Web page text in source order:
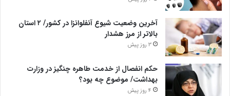
آخرین وضعیت شیوع آنفلوانزا در کشور/ ۲ استان
بالاتر از مرز هشدار
3 روز پیش
حکم انفصال از خدمت طاهره چنگیز در وزارت
بهداشت/ موضوع چه بود؟
4 روز پیش